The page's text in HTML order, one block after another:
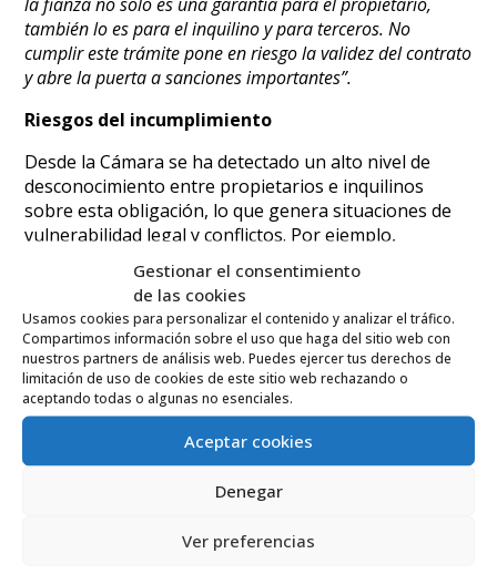
Gestionar el consentimiento
de las cookies
Usamos cookies para personalizar el contenido y analizar el tráfico.
Compartimos información sobre el uso que haga del sitio web con
nuestros partners de análisis web. Puedes ejercer tus derechos de
limitación de uso de cookies de este sitio web rechazando o
aceptando todas o algunas no esenciales.
Aceptar cookies
Denegar
Ver preferencias
también lo es para el inquilino y para terceros. No
cumplir este trámite pone en riesgo la validez del contrato
y abre la puerta a sanciones importantes”.
Riesgos del incumplimiento
Desde la Cámara se ha detectado un alto nivel de
desconocimiento entre propietarios e inquilinos
sobre esta obligación, lo que genera situaciones de
vulnerabilidad legal y conflictos. Por ejemplo,
inquilinos que descubren que su fianza no está
depositada legalmente pueden presentar denuncias,
especialmente en momentos de negociación de
condiciones, renovaciones o subidas de renta.
En otros casos, propietarios que se niegan a devolver
la fianza o que no pueden justificar el uso de ese
dinero ante la falta de depósito formal incurren en
incumplimientos legales que pueden derivar en
sanciones o litigios.
firma de nuevos contratos de alquiler, especialmente